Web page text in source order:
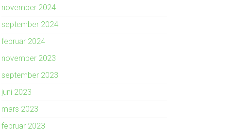
november 2024
september 2024
februar 2024
november 2023
september 2023
juni 2023
mars 2023
februar 2023